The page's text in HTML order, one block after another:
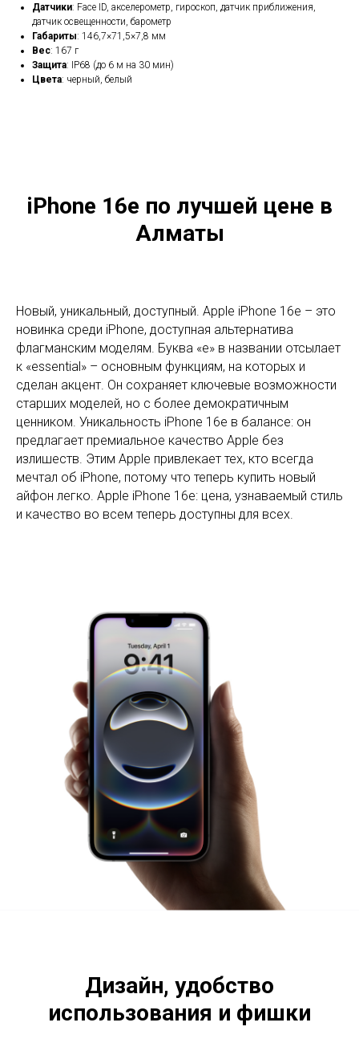
Датчики: Face ID, акселерометр, гироскоп, датчик приближения,
датчик освещенности, барометр
Габариты: 146,7×71,5×7,8 мм
Вес: 167 г
Защита: IP68 (до 6 м на 30 мин)
Цвета: черный, белый
iPhone 16e по лучшей цене в
Алматы
Новый, уникальный, доступный. Apple iPhone 16e – это
новинка среди iPhone, доступная альтернатива
флагманским моделям. Буква «e» в названии отсылает
к «essential» – основным функциям, на которых и
сделан акцент. Он сохраняет ключевые возможности
старших моделей, но с более демократичным
ценником. Уникальность iPhone 16e в балансе: он
предлагает премиальное качество Apple без
излишеств. Этим Apple привлекает тех, кто всегда
мечтал об iPhone, потому что теперь купить новый
айфон легко. Apple iPhone 16e: цена, узнаваемый стиль
и качество во всем теперь доступны для всех.
Дизайн, удобство
использования и фишки